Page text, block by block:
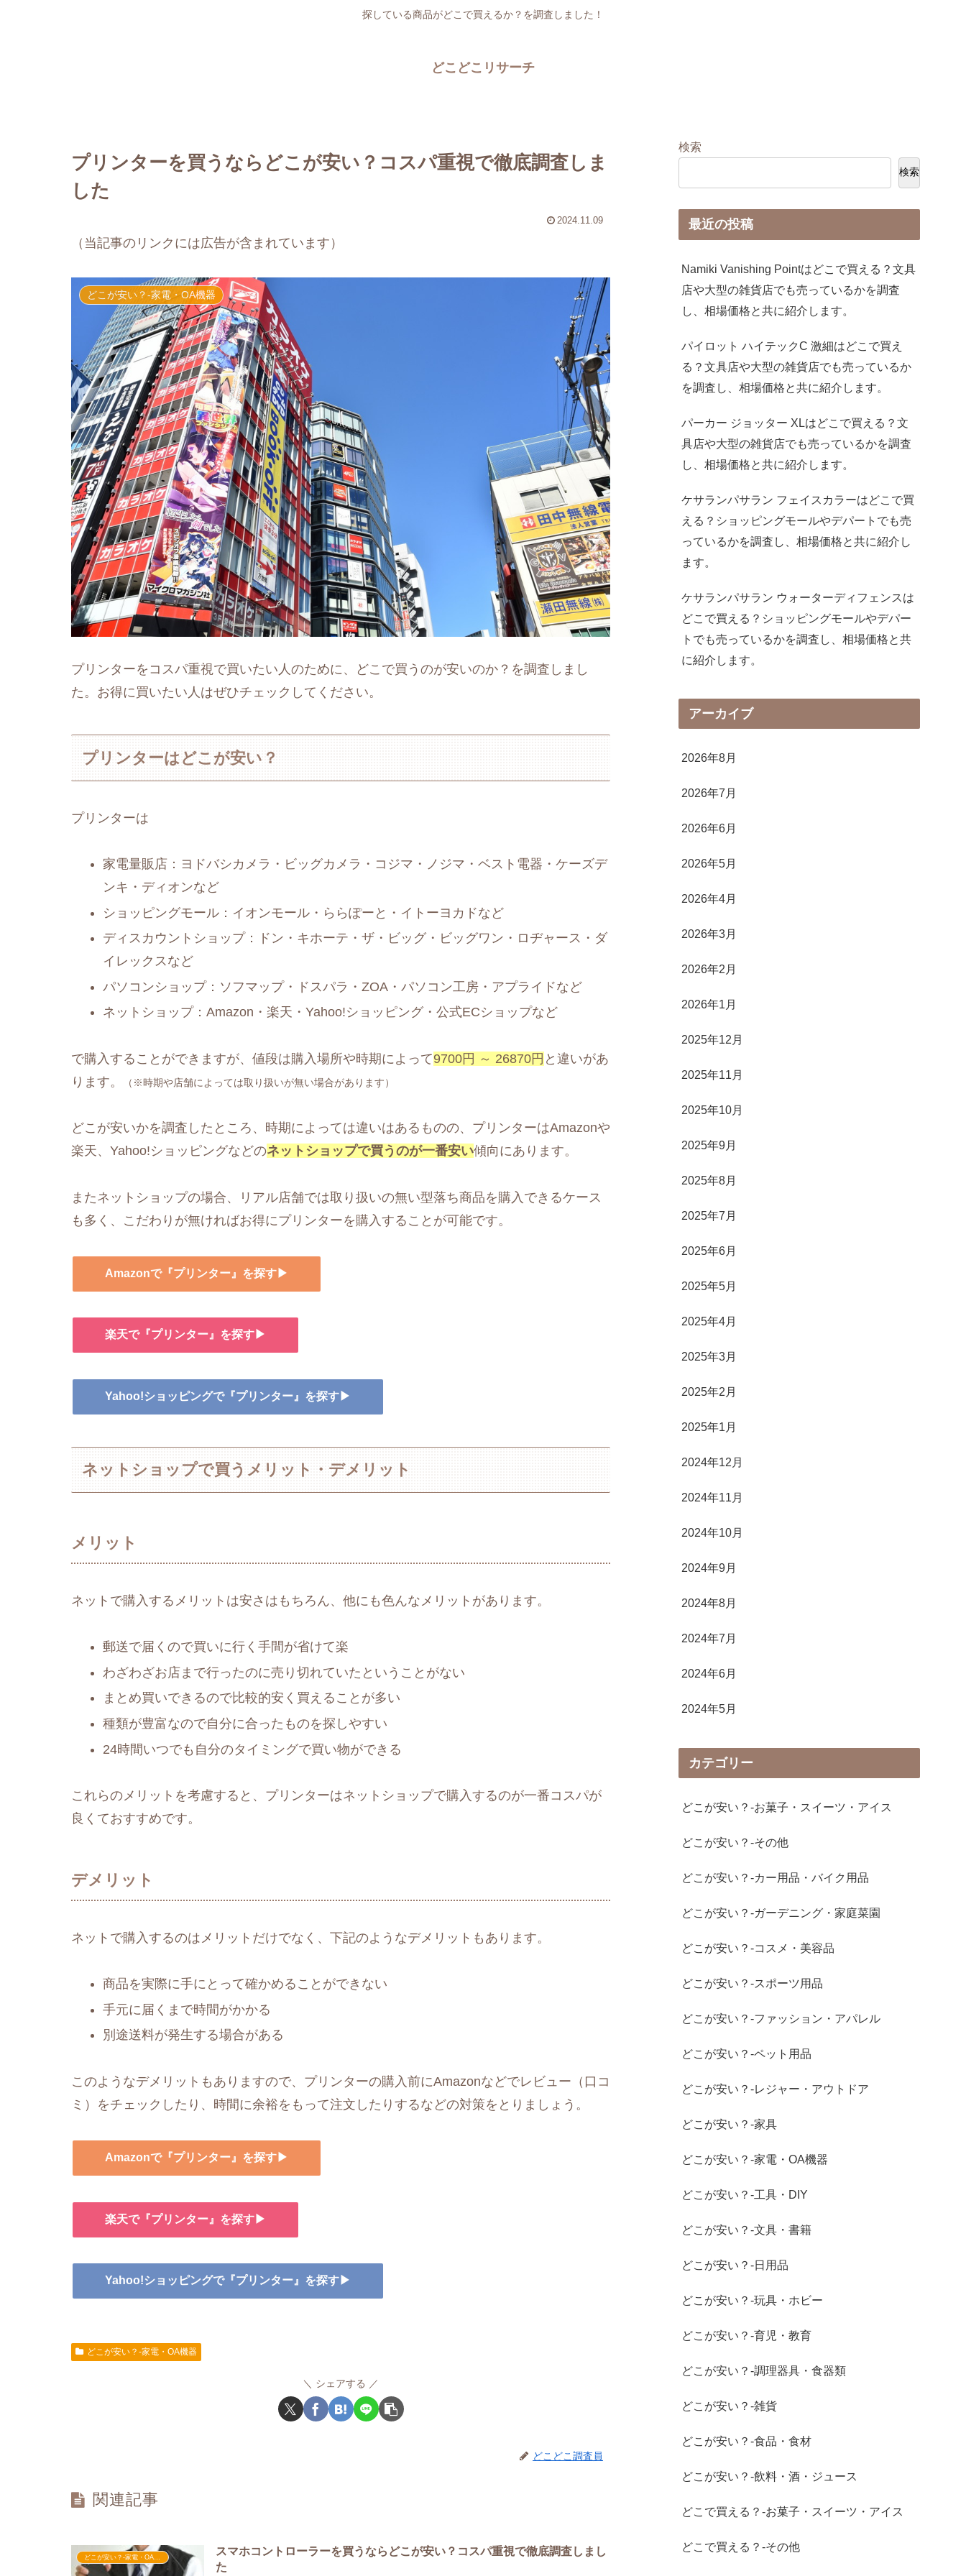
探している商品がどこで買えるか？を調査しました！
どこどこリサーチ
プリンターを買うならどこが安い？コスパ重視で徹底調査しま
した
2024.11.09
（当記事のリンクには広告が含まれています）
どこが安い？-家電・OA機器
プリンターをコスパ重視で買いたい人のために、どこで買うのが安いのか？を調査しまし
た。お得に買いたい人はぜひチェックしてください。
プリンターはどこが安い？
プリンターは
家電量販店：ヨドバシカメラ・ビッグカメラ・コジマ・ノジマ・ベスト電器・ケーズデ
ンキ・ディオンなど
ショッピングモール：イオンモール・ららぽーと・イトーヨカドなど
ディスカウントショップ：ドン・キホーテ・ザ・ビッグ・ビッグワン・ロヂャース・ダ
イレックスなど
パソコンショップ：ソフマップ・ドスパラ・ZOA・パソコン工房・アプライドなど
ネットショップ：Amazon・楽天・Yahoo!ショッピング・公式ECショップなど
で購入することができますが、値段は購入場所や時期によって9700円 ～ 26870円 と違いがあ
ります。
（※時期や店舗によっては取り扱いが無い場合があります）
どこが安いかを調査したところ、時期によっては違いはあるものの、プリンターはAmazonや
楽天、Yahoo!ショッピングなどのネットショップで買うのが一番安い傾向にあります。
またネットショップの場合、リアル店舗では取り扱いの無い型落ち商品を購入できるケース
も多く、こだわりが無ければお得にプリンターを購入することが可能です。
Amazonで『プリンター』を探す▶
楽天で『プリンター』を探す▶
Yahoo!ショッピングで『プリンター』を探す▶
ネットショップで買うメリット・デメリット
メリット
ネットで購入するメリットは安さはもちろん、他にも色んなメリットがあります。
郵送で届くので買いに行く手間が省けて楽
わざわざお店まで行ったのに売り切れていたということがない
まとめ買いできるので比較的安く買えることが多い
種類が豊富なので自分に合ったものを探しやすい
24時間いつでも自分のタイミングで買い物ができる
これらのメリットを考慮すると、プリンターはネットショップで購入するのが一番コスパが
良くておすすめです。
デメリット
ネットで購入するのはメリットだけでなく、下記のようなデメリットもあります。
商品を実際に手にとって確かめることができない
手元に届くまで時間がかかる
別途送料が発生する場合がある
このようなデメリットもありますので、プリンターの購入前にAmazonなどでレビュー（口コ
ミ）をチェックしたり、時間に余裕をもって注文したりするなどの対策をとりましょう。
Amazonで『プリンター』を探す▶
楽天で『プリンター』を探す▶
Yahoo!ショッピングで『プリンター』を探す▶
どこが安い？-家電・OA機器
シェアする
どこどこ調査員
関連記事
スマホコントローラーを買うならどこが安い？コスパ重視で徹底調査しまし
た
検索
検索
最近の投稿
Namiki Vanishing Pointはどこで買える？文具
店や大型の雑貨店でも売っているかを調査
し、相場価格と共に紹介します。
パイロット ハイテックC 激細はどこで買え
る？文具店や大型の雑貨店でも売っているか
を調査し、相場価格と共に紹介します。
パーカー ジョッター XLはどこで買える？文
具店や大型の雑貨店でも売っているかを調査
し、相場価格と共に紹介します。
ケサランパサラン フェイスカラーはどこで買
える？ショッピングモールやデパートでも売
っているかを調査し、相場価格と共に紹介し
ます。
ケサランパサラン ウォーターディフェンスは
どこで買える？ショッピングモールやデパー
トでも売っているかを調査し、相場価格と共
に紹介します。
アーカイブ
2026年8月
2026年7月
2026年6月
2026年5月
2026年4月
2026年3月
2026年2月
2026年1月
2025年12月
2025年11月
2025年10月
2025年9月
2025年8月
2025年7月
2025年6月
2025年5月
2025年4月
2025年3月
2025年2月
2025年1月
2024年12月
2024年11月
2024年10月
2024年9月
2024年8月
2024年7月
2024年6月
2024年5月
カテゴリー
どこが安い？-お菓子・スイーツ・アイス
どこが安い？-その他
どこが安い？-カー用品・バイク用品
どこが安い？-ガーデニング・家庭菜園
どこが安い？-コスメ・美容品
どこが安い？-スポーツ用品
どこが安い？-ファッション・アパレル
どこが安い？-ペット用品
どこが安い？-レジャー・アウトドア
どこが安い？-家具
どこが安い？-家電・OA機器
どこが安い？-工具・DIY
どこが安い？-文具・書籍
どこが安い？-日用品
どこが安い？-玩具・ホビー
どこが安い？-育児・教育
どこが安い？-調理器具・食器類
どこが安い？-雑貨
どこが安い？-食品・食材
どこが安い？-飲料・酒・ジュース
どこで買える？-お菓子・スイーツ・アイス
どこで買える？-その他